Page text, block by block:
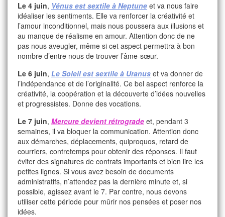
Le 4 juin, Vénus est sextile à Neptune et va nous faire
idéaliser les sentiments. Elle va renforcer la créativité et
l’amour inconditionnel, mais nous poussera aux illusions et
au manque de réalisme en amour. Attention donc de ne
pas nous aveugler, même si cet aspect permettra à bon
nombre d’entre nous de trouver l’âme-sœur.
Le 6 juin, Le Soleil est sextile à Uranus et va donner de
l’indépendance et de l’originalité. Ce bel aspect renforce la
créativité, la coopération et la découverte d’idées nouvelles
et progressistes. Donne des vocations.
Le 7 juin, Mercure devient rétrograde et, pendant 3
semaines, il va bloquer la communication. Attention donc
aux démarches, déplacements, quiproquos, retard de
courriers, contretemps pour obtenir des réponses. Il faut
éviter des signatures de contrats importants et bien lire les
petites lignes. Si vous avez besoin de documents
administratifs, n’attendez pas la dernière minute et, si
possible, agissez avant le 7. Par contre, nous devons
utiliser cette période pour mûrir nos pensées et poser nos
idées.